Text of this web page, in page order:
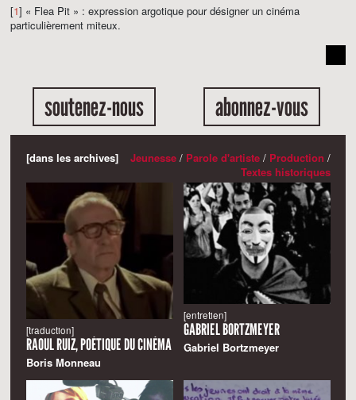
[1] « Flea Pit » : expression argotique pour désigner un cinéma
particulièrement miteux.
soutenez-nous abonnez-vous
[dans les archives] Jeunesse/ Parole d'artiste/ Production /
Textes historiques
[traduction]
RAOUL RUIZ, POÉTIQUE DU CINÉMA
Boris Monneau
[entretien]
GABRIEL BORTZMEYER
Gabriel Bortzmeyer